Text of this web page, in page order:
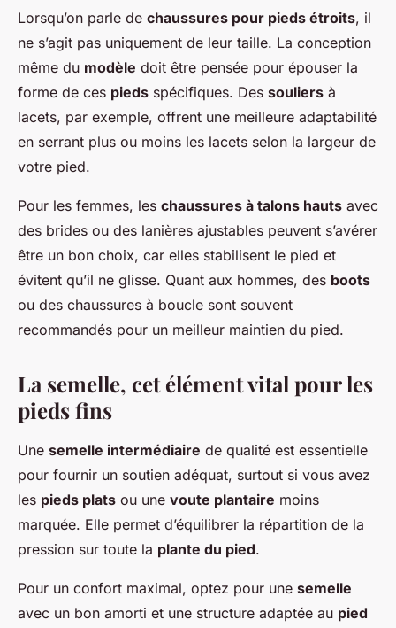
Lorsqu’on parle de chaussures pour pieds étroits, il
ne s’agit pas uniquement de leur taille. La conception
même du modèle doit être pensée pour épouser la
forme de ces pieds spécifiques. Des souliers à
lacets, par exemple, offrent une meilleure adaptabilité
en serrant plus ou moins les lacets selon la largeur de
votre pied.
Pour les femmes, les chaussures à talons hauts avec
des brides ou des lanières ajustables peuvent s’avérer
être un bon choix, car elles stabilisent le pied et
évitent qu’il ne glisse. Quant aux hommes, des boots
ou des chaussures à boucle sont souvent
recommandés pour un meilleur maintien du pied.
La semelle, cet élément vital pour les
pieds fins
Une semelle intermédiaire de qualité est essentielle
pour fournir un soutien adéquat, surtout si vous avez
les pieds plats ou une voute plantaire moins
marquée. Elle permet d’équilibrer la répartition de la
pression sur toute la plante du pied.
Pour un confort maximal, optez pour une semelle
avec un bon amorti et une structure adaptée au pied